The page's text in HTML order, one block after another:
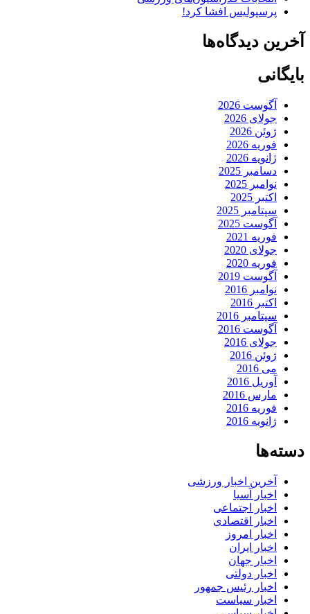
پرسپولیس افشا کرد!
آخرین دیدگاه‌ها
بایگانی
آگوست 2026
جولای 2026
ژوئن 2026
فوریه 2026
ژانویه 2026
دسامبر 2025
نوامبر 2025
اکتبر 2025
سپتامبر 2025
آگوست 2025
فوریه 2021
جولای 2020
فوریه 2020
آگوست 2019
نوامبر 2016
اکتبر 2016
سپتامبر 2016
آگوست 2016
جولای 2016
ژوئن 2016
می 2016
آوریل 2016
مارس 2016
فوریه 2016
ژانویه 2016
دسته‌ها
آخرین اخبار ورزشی
اخبار آسیا
اخبار اجتماعی
اخبار اقتصادی
اخبار امروز
اخبار ایران
اخبار جهان
اخبار دولتی
اخبار رئیس جمهور
اخبار سیاست